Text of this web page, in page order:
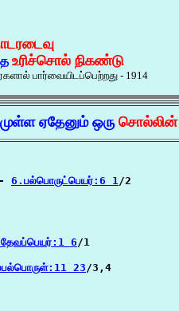
உரிச்சொல் நிகண்டு
பார்வையிடப்பெற்றது - 1914
ஏதேனும் ஒருசொல்லின்
6.பல்பொருட்பெயர்:6 1/2
6/1
23/3,4